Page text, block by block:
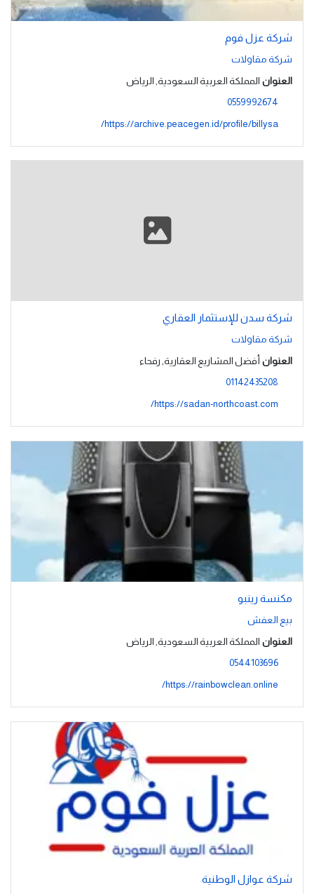
شركة عزل فوم
شركة مقاولات
العنوان المملكة العربية السعودية, الرياض
0559992674
https://archive.peacegen.id/profile/billysa/
شركة سدن للإستثمار العقاري
شركة مقاولات
العنوان أفضل المشاريع العقارية, رفحاء
01142435208
https://sadan-northcoast.com/
مكنسة رينبو
بيع العفش
العنوان المملكة العربية السعودية, الرياض
0544103696
https://rainbowclean.online/
شركة عوازل الوطنية